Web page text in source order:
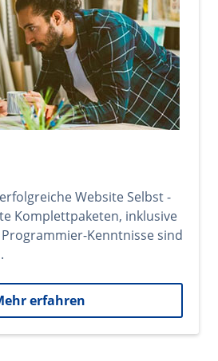
Website Selbst -
Komplettpaketen, inklusive
Kenntnisse sind
erfahren